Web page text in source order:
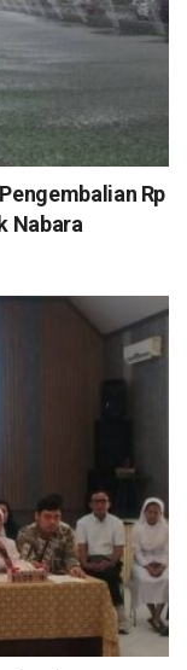
Rp
Nabara